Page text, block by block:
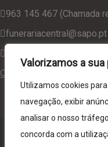
Valorizamos a sua
Utilizamos cookies
navegação, exibir
analisar o nosso
concorda com a
963 145 467 (Chamada
funerariacentral@sapo.pt
Consulte a nossa Política
© 2024. Funerária